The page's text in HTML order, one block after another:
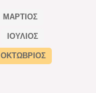
ΜΆΡΤΙΟΣ
ΙΟΎΛΙΟΣ
ΟΚΤΏΒΡΙΟΣ